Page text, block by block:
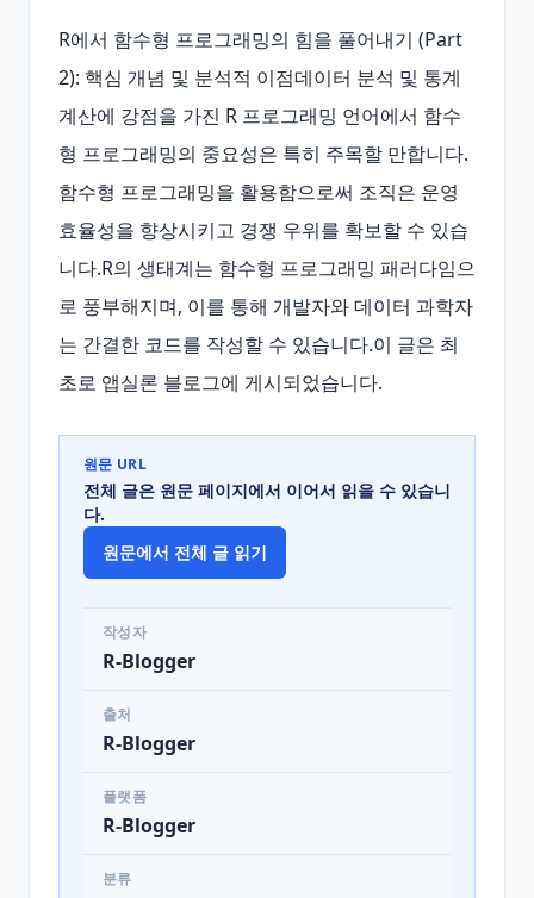
R에서 함수형 프로그래밍의 힘을 풀어내기 (Part
2): 핵심 개념 및 분석적 이점데이터 분석 및 통계
계산에 강점을 가진 R 프로그래밍 언어에서 함수
형 프로그래밍의 중요성은 특히 주목할 만합니다.
함수형 프로그래밍을 활용함으로써 조직은 운영
효율성을 향상시키고 경쟁 우위를 확보할 수 있습
니다.R의 생태계는 함수형 프로그래밍 패러다임으
로 풍부해지며, 이를 통해 개발자와 데이터 과학자
는 간결한 코드를 작성할 수 있습니다.이 글은 최
초로 앱실론 블로그에 게시되었습니다.
원문 URL
전체 글은 원문 페이지에서 이어서 읽을 수 있습니
다.
원문에서 전체 글 읽기
작성자
R-Blogger
출처
R-Blogger
플랫폼
R-Blogger
분류